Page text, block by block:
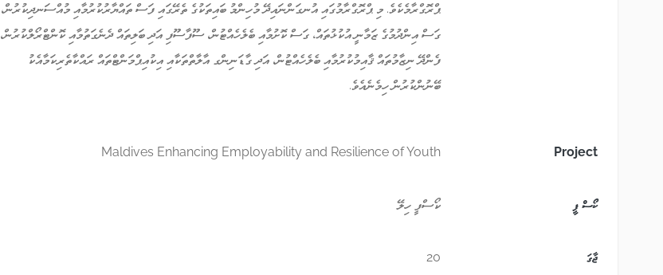
ޕްރޮގްރާމެކެވެ. މި ޕްރޮގްރާމުގައި އުނގަންނައިދޭ މުހިންމު ބައިތަކުގެ ތެރޭގައި ފަސް ތައްޔާރުކުރުމާއި މުއްސަނދިކުރުން،
ގަސް އިންދުމުގެ ޒަމާނީ އުކުޅުތައް، ގަސް ކޮށުމާއި ބެލެހެއްޓުން، ސޫފާސޫފި އަދި ބަލިތައް ދެނެގަތުމާއި ކޮންޓްރޯލްކުރުން،
ފެންދޭ ނިޒާމުތައް ޤާއިމުކުރުމާއި ބެލެހެއްޓުން، އަދި ގާޑަނިންގ އާލާތްތަކާއި އިކުއިޕްމަންޓްތައް ރައްކާތެރިކަމާއެކު
ބޭނުންކުރުން ހިމެނެއެވެ.
Project
Maldives Enhancing Employability and Resilience of Youth
ކޯސް ފީ ކޯސްފީ ހިލޭ
ޖާގަ 20